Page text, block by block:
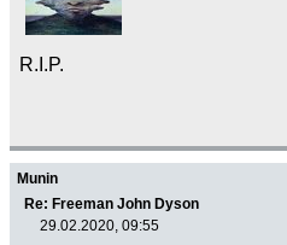
R.I.P.
Munin
Re: Freeman John Dyson
29.02.2020, 09:55